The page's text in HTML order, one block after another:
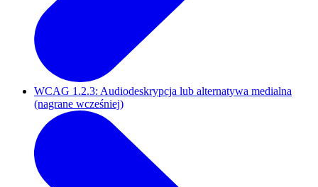
WCAG 1.2.3: Audiodeskrypcja lub alternatywa medialna
(nagrane wcześniej)